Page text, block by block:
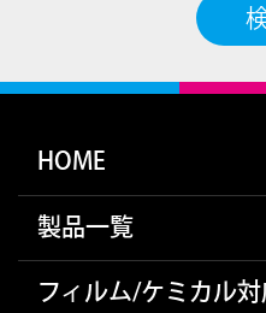
HOME
製品一覧
フィルム/ケミカル